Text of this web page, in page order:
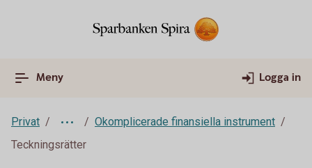
Meny Logga in
Privat
Okomplicerade finansiella instrument
Teckningsrätter